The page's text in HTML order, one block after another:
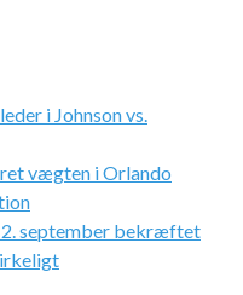
i Johnson vs.
vægten i Orlando
september bekræftet